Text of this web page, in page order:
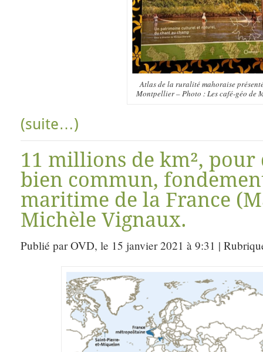
Atlas de la ruralité mahoraise
Montpellier – Photo : Les café-géo de
(suite…)
11 millions de km²,
bien commun,
maritime de la France
Michèle Vignaux.
Publié par OVD, le 15 janvier 2021 à 9:31 |